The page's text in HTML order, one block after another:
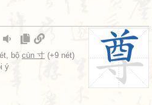
bộ cùn 寸 (+9 nét)
ý